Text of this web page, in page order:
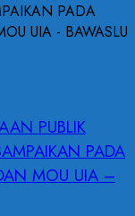
PUBLIK
PADA
MOU UIA –